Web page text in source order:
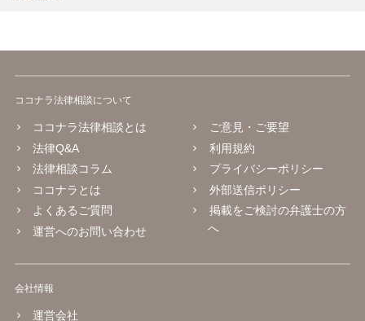
ココナラ法律相談について
ココナラ法律相談とは
法律Q&A
法律相談コラム
ココナラとは
よくあるご質問
運営へのお問い合わせ
ご意見・ご要望
利用規約
プライバシーポリシー
外部送信ポリシー
掲載をご検討の弁護士の方
へ
会社情報
運営会社